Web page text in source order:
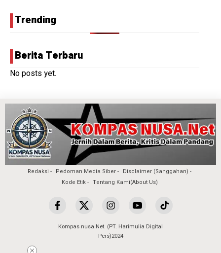
Trending
Berita Terbaru
No posts yet.
Redaksi Pedoman Media Siber
Disclaimer (Sanggahan)
Kode Etik
Tentang Kami(About Us)
Kompas nusa.Net. (PT. Harimulia Digital
Pers)2024